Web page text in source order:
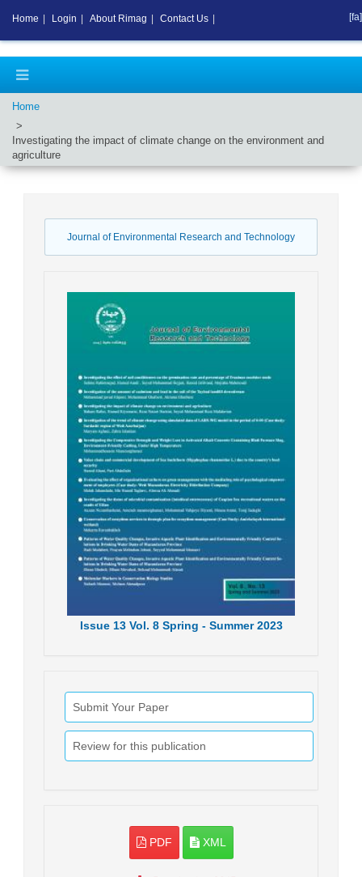
Home
Investigating the impact of climate change on the environment and
agriculture
Journal of Environmental Research and Technology
Issue13 Vol. 8 Spring - Summer 2023
Submit Your Paper
Review for this publication
PDF XML
Home Login About Rimag Contact Us [fa]